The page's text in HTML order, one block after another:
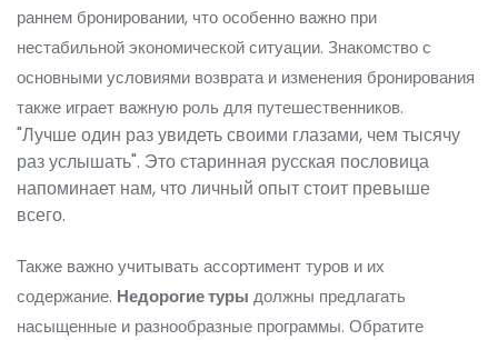
раннем бронировании, что особенно важно при
нестабильной экономической ситуации. Знакомство с
основными условиями возврата и изменения бронирования
также играет важную роль для путешественников.
"Лучше один раз увидеть своими глазами, чем тысячу
раз услышать". Это старинная русская пословица
напоминает нам, что личный опыт стоит превыше
всего.
Также важно учитывать ассортимент туров и их
содержание. Недорогие туры должны предлагать
насыщенные и разнообразные программы. Обратите